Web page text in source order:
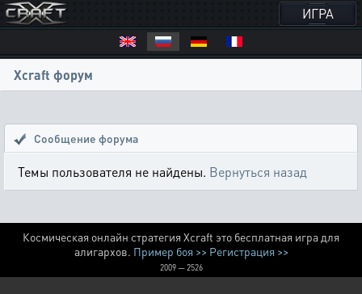
ИГРА
Xcraft форум
Сообщение форума
Темы пользователя не найдены. Вернуться назад
Космическая онлайн стратегия Xcraft это бесплатная игра для
алигархов. Пример боя >> Регистрация >>
2009 — 2526